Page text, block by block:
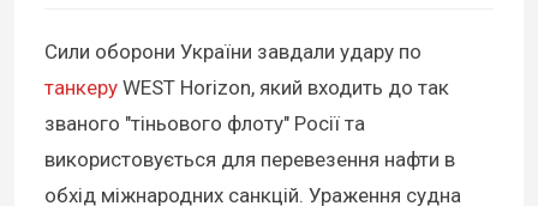
Сили оборони України завдали удару по
танкеру WEST Horizon, який входить до так
званого "тіньового флоту" Росії та
використовується для перевезення нафти в
обхід міжнародних санкцій. Ураження судна